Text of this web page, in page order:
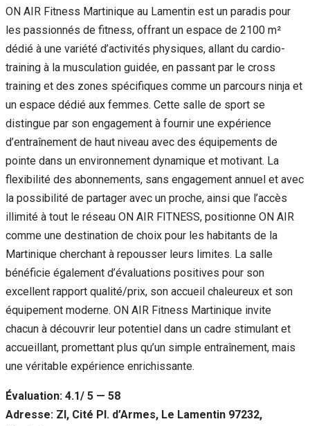
ON AIR Fitness Martinique au Lamentin est un paradis pour
les passionnés de fitness, offrant un espace de 2100 m²
dédié à une variété d’activités physiques, allant du cardio-
training à la musculation guidée, en passant par le cross
training et des zones spécifiques comme un parcours ninja et
un espace dédié aux femmes. Cette salle de sport se
distingue par son engagement à fournir une expérience
d’entraînement de haut niveau avec des équipements de
pointe dans un environnement dynamique et motivant. La
flexibilité des abonnements, sans engagement annuel et avec
la possibilité de partager avec un proche, ainsi que l’accès
illimité à tout le réseau ON AIR FITNESS, positionne ON AIR
comme une destination de choix pour les habitants de la
Martinique cherchant à repousser leurs limites. La salle
bénéficie également d’évaluations positives pour son
excellent rapport qualité/prix, son accueil chaleureux et son
équipement moderne. ON AIR Fitness Martinique invite
chacun à découvrir leur potentiel dans un cadre stimulant et
accueillant, promettant plus qu’un simple entraînement, mais
une véritable expérience enrichissante.
Évaluation: 4.1/ 5 — 58
Adresse: ZI, Cité Pl. d’Armes, Le Lamentin 97232,